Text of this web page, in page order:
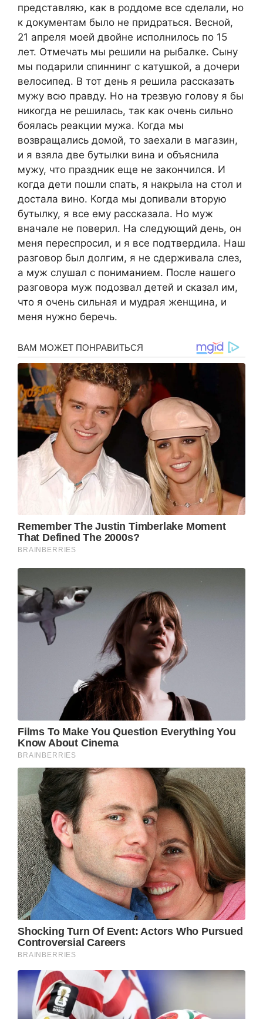
представляю, как в роддоме все сделали, но
к документам было не придраться. Весной,
21 апреля моей двойне исполнилось по 15
лет. Отмечать мы решили на рыбалке. Сыну
мы подарили спиннинг с катушкой, а дочери
велосипед. В тот день я решила рассказать
мужу всю правду. Но на трезвую голову я бы
никогда не решилась, так как очень сильно
боялась реакции мужа. Когда мы
возвращались домой, то заехали в магазин,
и я взяла две бутылки вина и объяснила
мужу, что праздник еще не закончился. И
когда дети пошли спать, я накрыла на стол и
достала вино. Когда мы допивали вторую
бутылку, я все ему рассказала. Но муж
вначале не поверил. На следующий день, он
меня переспросил, и я все подтвердила. Наш
разговор был долгим, я не сдерживала слез,
а муж слушал с пониманием. После нашего
разговора муж подозвал детей и сказал им,
что я очень сильная и мудрая женщина, и
меня нужно беречь.